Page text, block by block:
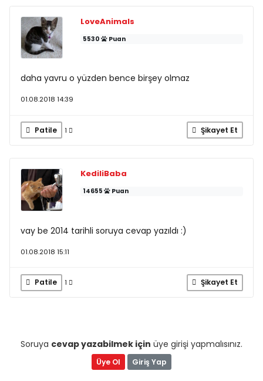
LoveAnimals
5530 Puan
daha yavru o yüzden bence birşey olmaz
01.08.2018 14:39
Patile 1 Şikayet Et
KediliBaba
14655 Puan
vay be 2014 tarihli soruya cevap yazıldı :)
01.08.2018 15:11
Patile 1 Şikayet Et
Soruya cevap yazabilmek için üye girişi yapmalısınız.
Üye Ol Giriş Yap